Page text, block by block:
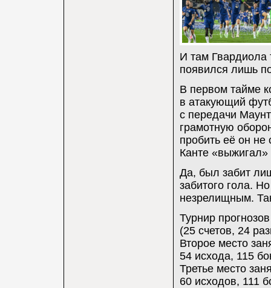
И там Гвардиола
появился лишь
В первом тайме
в атакующий
с передачи
грамотную
пробить её он
Канте «выжигал»
Да, был забит
забитого гола.
незрелищным.
Турнир
(25 счетов, 24
Второе место
54 исхода, 115
Третье место
60 исходов, 111